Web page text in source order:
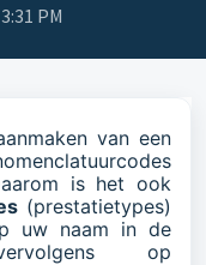
PM
van een
is het ook
(prestatietypes)
uw naam in de
op